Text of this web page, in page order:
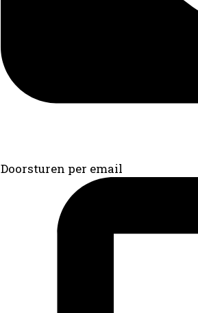
Doorsturen per email